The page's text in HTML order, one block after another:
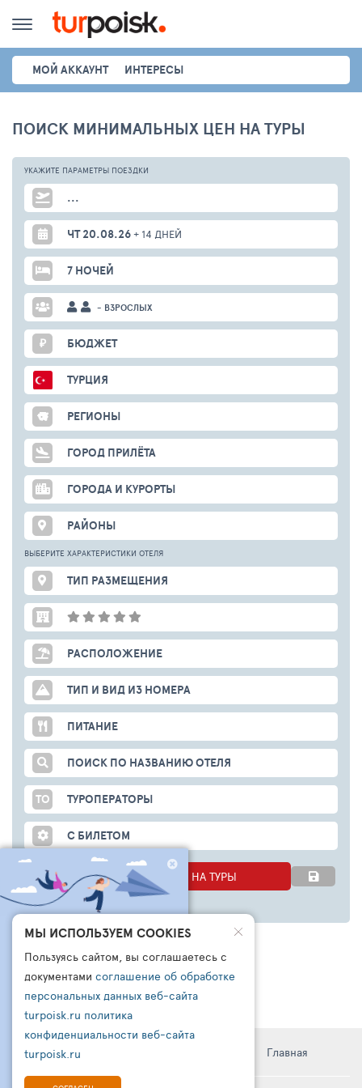
МОЙ АККАУНТ ИНТЕРЕСЫ
ПОИСК МИНИМАЛЬНЫХ ЦЕН НА ТУРЫ
УКАЖИТЕ ПАРАМЕТРЫ ПОЕЗДКИ
...
ЧТ 20.08.26+ 14 ДНЕЙ
7 НОЧЕЙ
- ВЗРОСЛЫХ
₽ БЮДЖЕТ
ТУРЦИЯ
РЕГИОНЫ
ГОРОД ПРИЛЁТА
ГОРОДА И КУРОРТЫ
РАЙОНЫ
ВЫБЕРИТЕ ХАРАКТЕРИСТИКИ ОТЕЛЯ
ТИП РАЗМЕЩЕНИЯ
РАСПОЛОЖЕНИЕ
ТИП И ВИД ИЗ НОМЕРА
ПИТАНИЕ
ПОИСК ПО НАЗВАНИЮ ОТЕЛЯ
ТО ТУРОПЕРАТОРЫ
С БИЛЕТОМ
НАЧАТЬ ПОИСК ЦЕН НА ТУРЫ
Информация Главная
ЧТО БРОНИРУЮТ
ДРУГИЕ СЕГОДНЯ?
ПОДПИШИСЬ НА НАШ
КАНАЛ В ТЕЛЕГРАМ
Узнайте:
- Что чаще всего бронируют другие
- Какую подборку для вас готовы
сделать турагенты
МЫ ИСПОЛЬЗУЕМ COOKIES
Пользуясь сайтом, вы соглашаетесь с
документами соглашение об обработке
персональных данных веб-сайта
turpoisk.ru политика
конфиденциальности веб-сайта
turpoisk.ru